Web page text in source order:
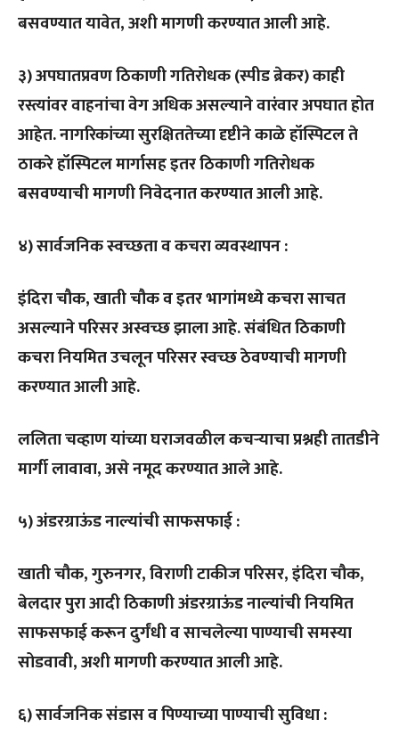
बसवण्यात यावेत, अशी मागणी करण्यात आली आहे.
३) अपघातप्रवण ठिकाणी गतिरोधक (स्पीड ब्रेकर)काही
रस्त्यांवर वाहनांचा वेग अधिक असल्याने वारंवार अपघात होत
आहेत. नागरिकांच्या सुरक्षिततेच्या दृष्टीने काळे हॉस्पिटल ते
ठाकरे हॉस्पिटल मार्गासह इतर ठिकाणी गतिरोधक
बसवण्याची मागणी निवेदनात करण्यात आली आहे.
४) सार्वजनिक स्वच्छता व कचरा व्यवस्थापन :
इंदिरा चौक, खाती चौक व इतर भागांमध्ये कचरा साचत
असल्याने परिसर अस्वच्छ झाला आहे. संबंधित ठिकाणी
कचरा नियमित उचलून परिसर स्वच्छ ठेवण्याची मागणी
करण्यात आली आहे.
ललिता चव्हाण यांच्या घराजवळील कचऱ्याचा प्रश्नही तातडीने
मार्गी लावावा, असे नमूद करण्यात आले आहे.
५) अंडरग्राऊंड नाल्यांची साफसफाई :
खाती चौक, गुरुनगर, विराणी टाकीज परिसर, इंदिरा चौक,
बेलदार पुरा आदी ठिकाणी अंडरग्राऊंड नाल्यांची नियमित
साफसफाई करून दुर्गंधी व साचलेल्या पाण्याची समस्या
सोडवावी, अशी मागणी करण्यात आली आहे.
६) सार्वजनिक संडास व पिण्याच्या पाण्याची सुविधा :